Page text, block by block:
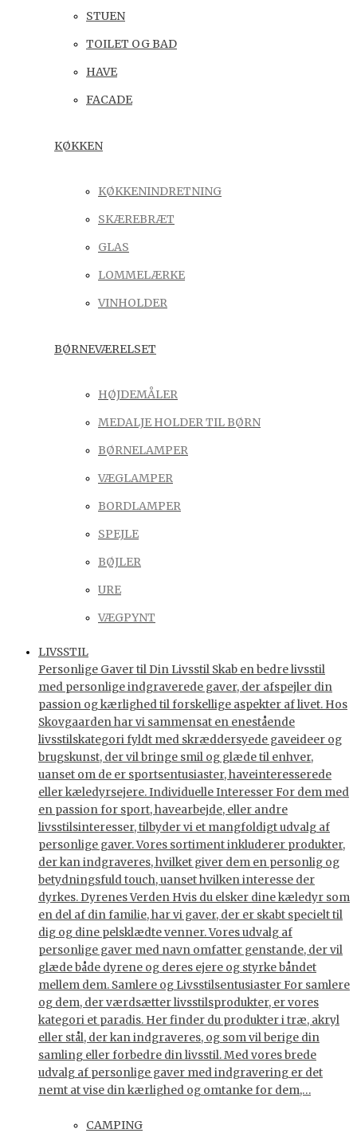
STUEN
TOILET OG BAD
HAVE
FACADE
KØKKEN
KØKKENINDRETNING
SKÆREBRÆT
GLAS
LOMMELÆRKE
VINHOLDER
BØRNEVÆRELSET
HØJDEMÅLER
MEDALJE HOLDER TIL BØRN
BØRNELAMPER
VÆGLAMPER
BORDLAMPER
SPEJLE
BØJLER
URE
VÆGPYNT
LIVSSTIL
Personlige Gaver til Din Livsstil Skab en bedre livsstil
med personlige indgraverede gaver, der afspejler din
passion og kærlighed til forskellige aspekter af livet. Hos
Skovgaarden har vi sammensat en enestående
livsstilskategori fyldt med skræddersyede gaveideer og
brugskunst, der vil bringe smil og glæde til enhver,
uanset om de er sportsentusiaster, haveinteresserede
eller kæledyrsejere. Individuelle Interesser For dem med
en passion for sport, havearbejde, eller andre
livsstilsinteresser, tilbyder vi et mangfoldigt udvalg af
personlige gaver. Vores sortiment inkluderer produkter,
der kan indgraveres, hvilket giver dem en personlig og
betydningsfuld touch, uanset hvilken interesse der
dyrkes. Dyrenes Verden Hvis du elsker dine kæledyr som
en del af din familie, har vi gaver, der er skabt specielt til
dig og dine pelsklædte venner. Vores udvalg af
personlige gaver med navn omfatter genstande, der vil
glæde både dyrene og deres ejere og styrke båndet
mellem dem. Samlere og Livsstilsentusiaster For samlere
og dem, der værdsætter livsstilsprodukter, er vores
kategori et paradis. Her finder du produkter i træ, akryl
eller stål, der kan indgraveres, og som vil berige din
samling eller forbedre din livsstil. Med vores brede
udvalg af personlige gaver med indgravering er det
nemt at vise din kærlighed og omtanke for dem,…
CAMPING